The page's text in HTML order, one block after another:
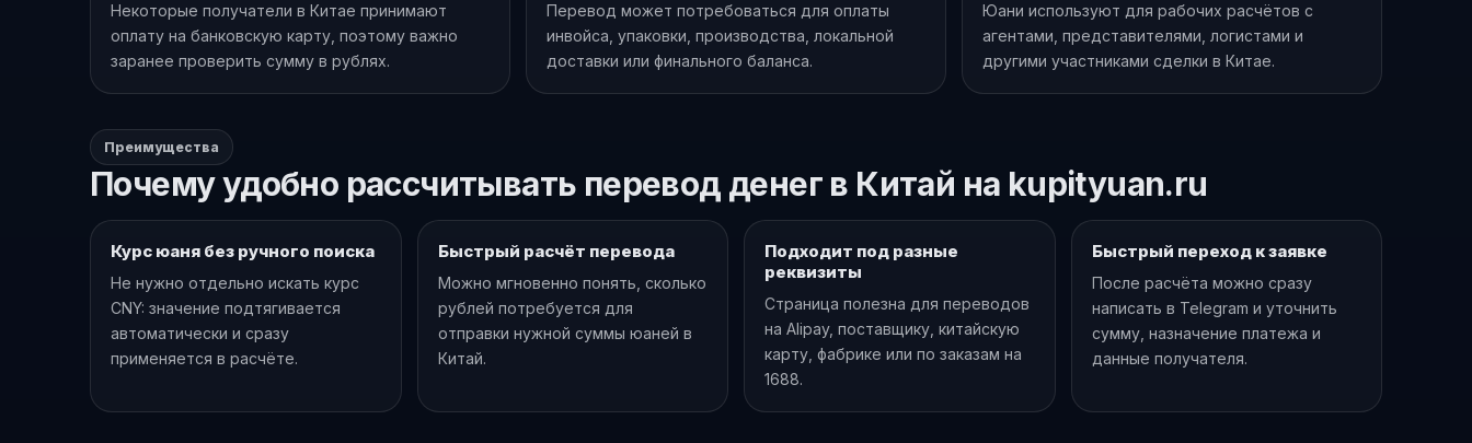
Некоторые получатели в Китае принимают
оплату на банковскую карту, поэтому важно
заранее проверить сумму в рублях.
Перевод может потребоваться для оплаты
инвойса, упаковки, производства, локальной
доставки или финального баланса.
Юани используют для рабочих расчётов с
агентами, представителями, логистами и
другими участниками сделки в Китае.
Преимущества
Почему удобно рассчитывать перевод денег в Китай на kupityuan.ru
Курс юаня без ручного поиска
Не нужно отдельно искать курс
CNY: значение подтягивается
автоматически и сразу
применяется в расчёте.
Быстрый расчёт перевода
Можно мгновенно понять, сколько
рублей потребуется для
отправки нужной суммы юаней в
Китай.
Подходит под разные
реквизиты
Страница полезна для переводов
на Alipay, поставщику, китайскую
карту, фабрике или по заказам на
1688.
Быстрый переход к заявке
После расчёта можно сразу
написать в Telegram и уточнить
сумму, назначение платежа и
данные получателя.